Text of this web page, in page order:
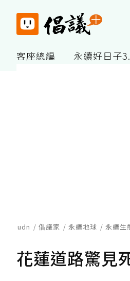
客座總編 永續好日子
udn 倡議家 永續地球 永續生
花蓮道路驚見